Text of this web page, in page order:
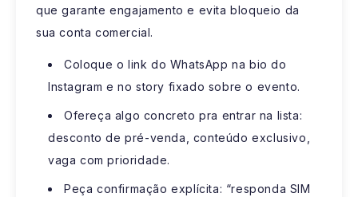
que garante engajamento e evita bloqueio da
sua conta comercial.
Coloque o link do WhatsApp na bio do
Instagram e no story fixado sobre o evento.
Ofereça algo concreto pra entrar na lista:
desconto de pré-venda, conteúdo exclusivo,
vaga com prioridade.
Peça confirmação explícita: “responda SIM